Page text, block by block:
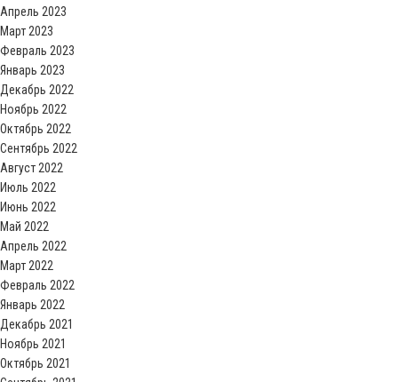
Апрель 2023
Март 2023
Февраль 2023
Январь 2023
Декабрь 2022
Ноябрь 2022
Октябрь 2022
Сентябрь 2022
Август 2022
Июль 2022
Июнь 2022
Май 2022
Апрель 2022
Март 2022
Февраль 2022
Январь 2022
Декабрь 2021
Ноябрь 2021
Октябрь 2021